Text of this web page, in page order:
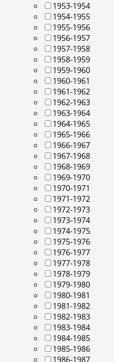
1953-1954
1954-1955
1955-1956
1956-1957
1957-1958
1958-1959
1959-1960
1960-1961
1961-1962
1962-1963
1963-1964
1964-1965
1965-1966
1966-1967
1967-1968
1968-1969
1969-1970
1970-1971
1971-1972
1972-1973
1973-1974
1974-1975
1975-1976
1976-1977
1977-1978
1978-1979
1979-1980
1980-1981
1981-1982
1982-1983
1983-1984
1984-1985
1985-1986
1986-1987